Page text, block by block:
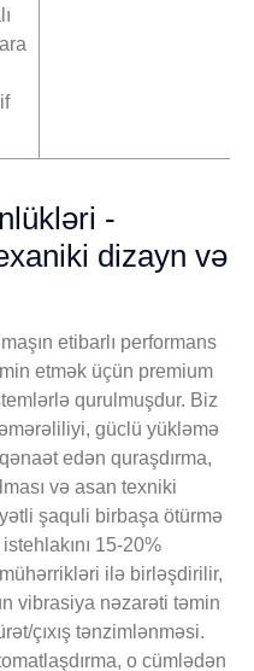
-
dizayn və
etibarlı performans
etmək üçün premium
qurulmuşdur. Biz
güclü yükləmə
edən quraşdırma,
və asan texniki
şaquli birbaşa ötürmə
15-20%
ilə birləşdirilir,
vibrasiya nəzarəti təmin
çıxış tənzimlənməsi.
o cümlədən